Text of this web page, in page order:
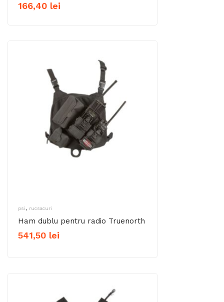
166,40 lei
psi, rucsacuri
Ham dublu pentru radio Truenorth
541,50 lei